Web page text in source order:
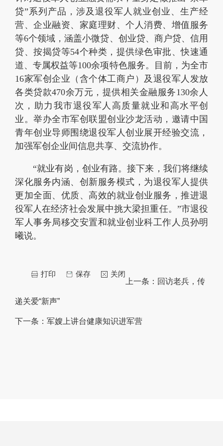
贷”系列产品，涉及退役军人就业创业、生产经
营、企业融资、家庭理财、个人消费、增值服务
等6个领域，涵盖小微贷、创业贷、商户贷、信用
贷、按揭贷等54个种类，提供绿色审批、快速通
道、专属权益等100余项特色服务。目前，为全市
16家军创企业（含个体工商户）及退役军人发放
各类贷款470余万元，提供相关金融服务130余人
次，助力我市退役军人高质量就业和高水平创
业。举办全市军创联盟创业沙龙活动，邀请中国
青年创业导师围绕退役军人创业展开经验交流，
加强军创企业间信息共享、交流协作。
“就业有岗，创业有路。接下来，我们将继续
深化服务内涵、创新服务模式，为退役军人提供
更加全面、优质、高效的就业创业服务，推进退
役军人在经济社会发展中挑大梁担重任。”市退役
军人事务局移交安置和就业创业科工作人员孙明
曦说。
关闭
保存
打印
上一条： 回访老兵，传
递关爱“新声”
下一条： 军嫂上讲台健康知识进军营